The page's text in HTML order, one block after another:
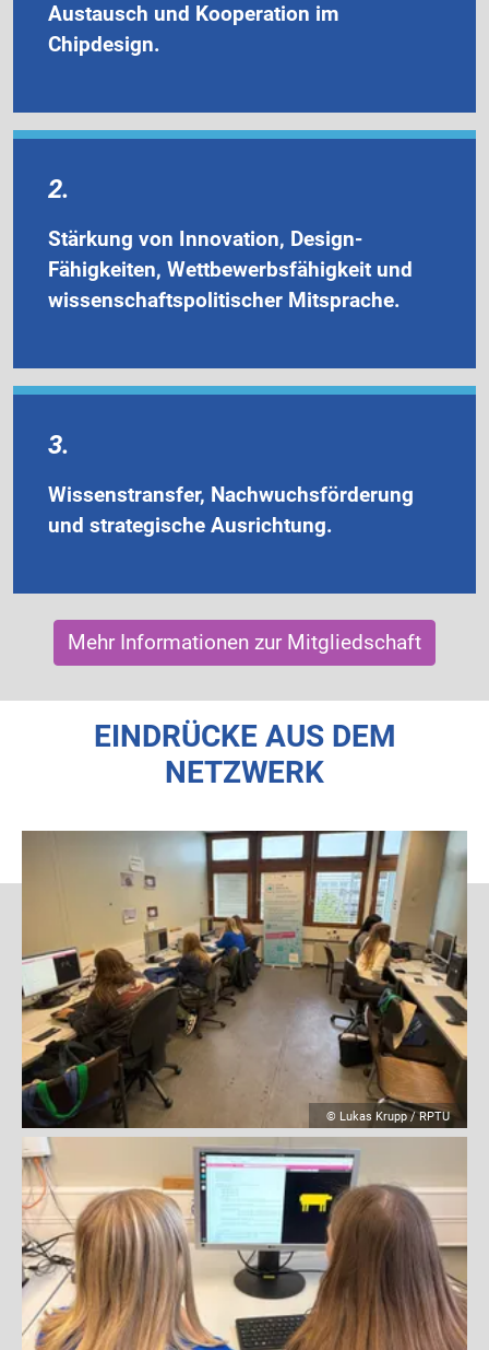
Austausch und Kooperation im
Chipdesign.
2.
Stärkung von Innovation, Design-
Fähigkeiten, Wettbewerbsfähigkeit und
wissenschaftspolitischer Mitsprache.
3.
Wissenstransfer, Nachwuchsförderung
und strategische Ausrichtung.
Mehr Informationen zur Mitgliedschaft
EINDRÜCKE AUS DEM
NETZWERK
© Lukas Krupp / RPTU
© Nils Stanislawski / IMS (LUH)